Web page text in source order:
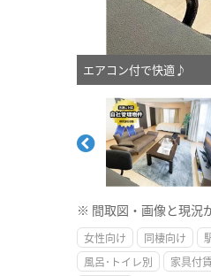
エアコン付で快適♪
※ 間取図・画像と現況
女性向け 同棲向け
風呂･トイレ別
家具付